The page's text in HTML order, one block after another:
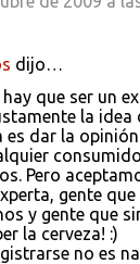
dijo…
que ser un
la idea
es dar la
Pero
gente
y gente que
la cerveza! :)
no es